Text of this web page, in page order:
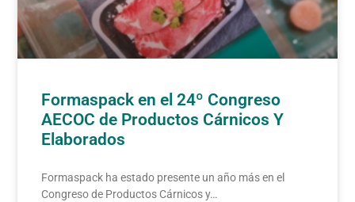
Formaspack en el 24º Congreso
AECOC de Productos Cárnicos Y
Elaborados
Formaspack ha estado presente un año más en el
Congreso de Productos Cárnicos y…